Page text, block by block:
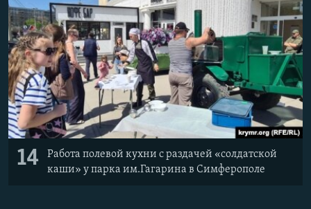
14
Работа полевой кухни с раздачей «солдатской
каши» у парка им.Гагарина в Симферополе